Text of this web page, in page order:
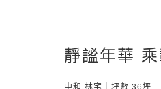
靜謐年華
中和 林宅｜坪數 36坪